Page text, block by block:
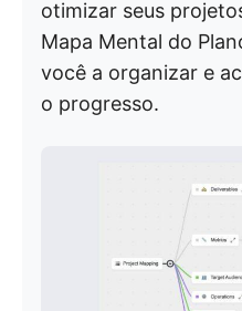
otimizar seus
Mapa Mental do
você a organizar e
o progresso.